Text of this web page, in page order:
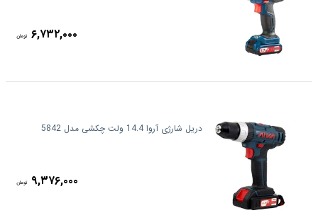
۶,۷۳۲,۰۰۰ تومان
دریل شارژی آروا 14.4 ولت چکشی مدل 5842
۹,۳۷۶,۰۰۰ تومان